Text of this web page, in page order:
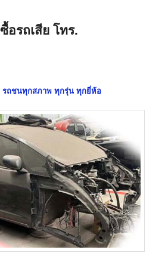
อรถเสีย โทร.
รถชนทุกสภาพ ทุกรุ่น ทุกยี่ห้อ